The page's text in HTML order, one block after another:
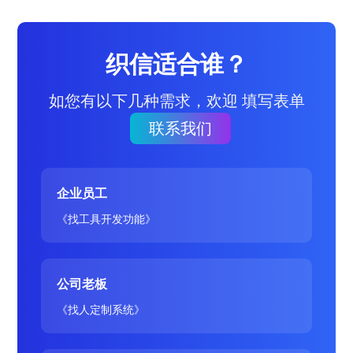
织信适合谁？
如您有以下几种需求，欢迎 填写表单
联系我们
企业员工
《找工具开发功能》
公司老板
《找人定制系统》